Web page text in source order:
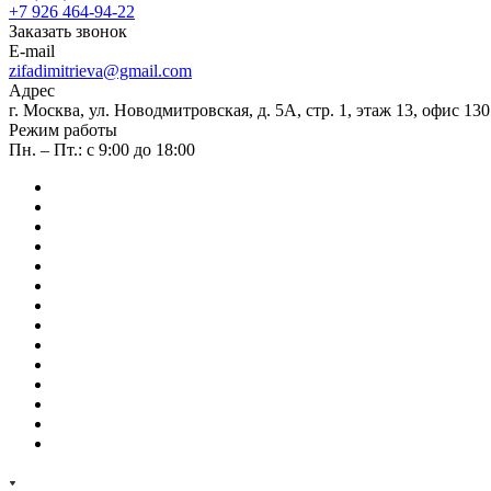
+7 926 464-94-22
Заказать звонок
E-mail
zifadimitrieva@gmail.com
Адрес
г. Москва, ул. Новодмитровская, д. 5А, стр. 1, этаж 13, офис
Режим работы
Пн. – Пт.: с 9:00 до 18:00